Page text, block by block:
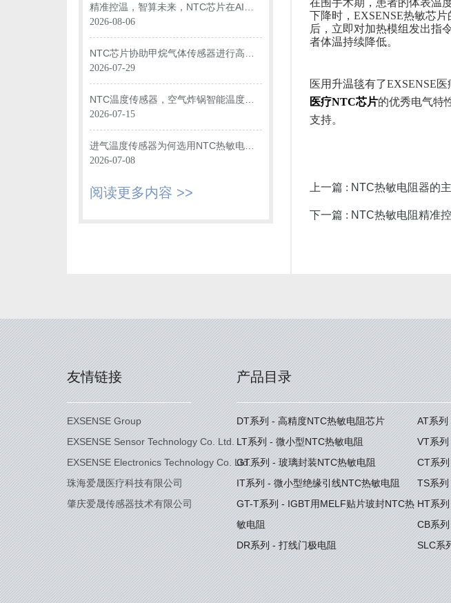
精准控温，智算未来，NTC芯片在AI数
据中心光模块中的关键应用
2026-08-06
NTC芯片协助甲烷气体传感器进行高效
温度监测
2026-07-29
NTC温度传感器，空气炸锅智能温度监
控“大脑”
2026-07-15
进气温度传感器为何选用NTC热敏电阻
进行温度监测？
2026-07-08
阅读更多内容 >>
在围手术期，患者的体表温
下降时，EXSENSE热敏芯
后，立即对加热模组发出指
者体温持续降低。
医用升温毯有了EXSENSE医
医疗NTC芯片的优秀电气特
支持。
上一篇 : NTC热敏电阻器的
下一篇 : NTC热敏电阻精准
友情链接
EXSENSE Group
EXSENSE Sensor Technology Co. Ltd.
EXSENSE Electronics Technology Co. Ltd.
珠海爱晟医疗科技有限公司
肇庆爱晟传感器技术有限公司
产品目录
DT系列 - 高精度NTC热敏电阻芯片
AT系列
LT系列 - 微小型NTC热敏电阻
VT系列
GT系列 - 玻璃封装NTC热敏电阻
CT系
IT系列 - 微小型绝缘引线NTC热敏电阻
TS系
GT-T系列 - IGBT用MELF贴片玻封NTC热
敏电阻
HT系
CB系
DR系列 - 打线门极电阻
SLC系